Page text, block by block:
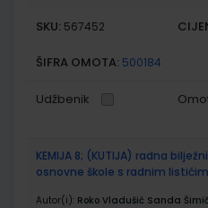
SKU: 567452
ŠIFRA OMOTA: 500184
Udžbenik
KEMIJA 8; (KUTIJA) radna
osnovne škole s radnim
Autor(i): Roko Vladušić Sanda